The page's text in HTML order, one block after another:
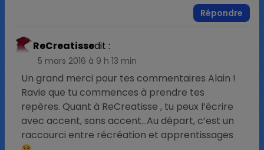
Répondre
ReCreatissedit :
5 mars 2016 à 9 h 13 min
Un grand merci pour tes commentaires Alain !
Ravie que tu commences à prendre tes
repères. Quant à ReCreatisse , tu peux l’écrire
avec accent, sans accent…Au départ, c’est un
raccourci entre récréation et apprentissages